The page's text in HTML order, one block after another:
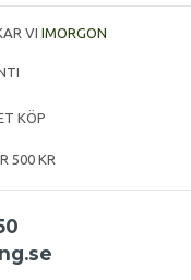
VI IMORGON
KÖP
500 KR